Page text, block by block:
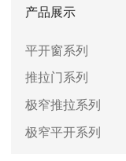
产品展示
平开窗系列
推拉门系列
极窄推拉系列
极窄平开系列